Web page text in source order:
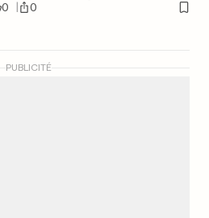
0 0
PUBLICITÉ